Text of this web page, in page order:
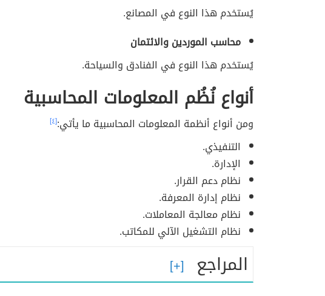
يُستخدم هذا النوع في المصانع.
محاسب الموردين والائتمان
يُستخدم هذا النوع في الفنادق والسياحة.
أنواع نُظُم المعلومات المحاسبية
ومن أنواع أنظمة المعلومات المحاسبية ما يأتي:[٤]
التنفيذي.
الإدارة.
نظام دعم القرار.
نظام إدارة المعرفة.
نظام معالجة المعاملات.
نظام التشغيل الآلي للمكاتب.
المراجع